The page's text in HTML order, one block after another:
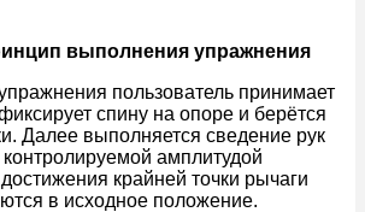
выполнения упражнения
пользователь принимает
спину на опоре и берётся
Далее выполняется сведение рук
контролируемой амплитудой
крайней точки рычаги
в исходное положение.